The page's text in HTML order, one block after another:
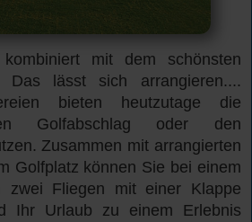
mit dem schönsten
lässt sich arrangieren....
bieten heutzutage die
Golfabschlag oder den
Zusammen mit arrangierten
Golfplatz können Sie bei einem
zwei Fliegen mit einer Klappe
Ihr Urlaub zu einem Erlebnis